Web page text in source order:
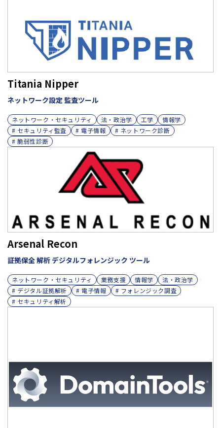
Titania Nipper
ネットワーク設定 監査ツール
ネットワーク・セキュリティ 法・政治学 工学
情報学
# セキュリティ監査
# 電子情報
# ネットワーク診断
# 脆弱性診断
Arsenal Recon
証拠保全 解析 デジタルフォレンジック ツール
ネットワーク・セキュリティ 業務支援 情報学
法・政治学
# デジタル証拠解析
# 電子情報
# フォレンジック調査
# セキュリティ解析